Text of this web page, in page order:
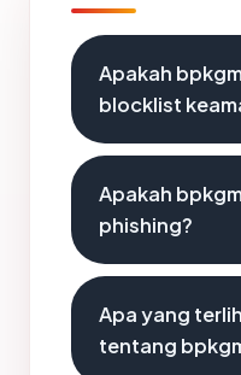
Apakah
blocklist
Apakah
phishing?
Apa yang
tentang